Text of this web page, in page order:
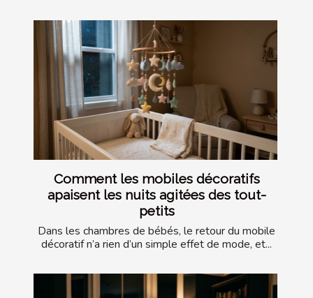
Comment les mobiles décoratifs
apaisent les nuits agitées des tout-
petits
Dans les chambres de bébés, le retour du mobile
décoratif n’a rien d’un simple effet de mode, et...